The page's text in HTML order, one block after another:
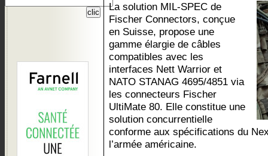
La solution MIL-SPEC de
Fischer Connectors, conçue
en Suisse, propose une
gamme élargie de câbles
compatibles avec les
interfaces Nett Warrior et
NATO STANAG 4695/4851 via
les connecteurs Fischer
UltiMate 80. Elle constitue une
solution concurrentielle
conforme aux spécifications du
l’armée américaine.